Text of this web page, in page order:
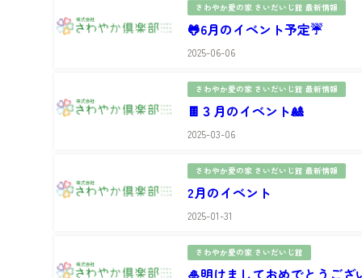
さわやか愛の家 さいだいじ館 最新情報
🐸6月のイベント予定☔
2025-06-06
さわやか愛の家 さいだいじ館 最新情報
🍫３月のイベント🎎
2025-03-06
さわやか愛の家 さいだいじ館 最新情報
2月のイベント
2025-01-31
さわやか愛の家 さいだいじ館
🎍明けましておめでとうござ